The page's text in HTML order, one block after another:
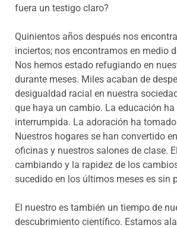
fuera un testigo claro?
Quinientos años después nos
inciertos; nos encontramos en medio
Nos hemos estado refugiando en
durante meses. Miles acaban de
desigualdad racial en nuestra
que haya un cambio. La educación ha
interrumpida. La adoración ha
Nuestros hogares se han convertido
oficinas y nuestros salones de clase.
cambiando y la rapidez de los
sucedido en los últimos meses es sin
El nuestro es también un tiempo de
descubrimiento científico. Estamos